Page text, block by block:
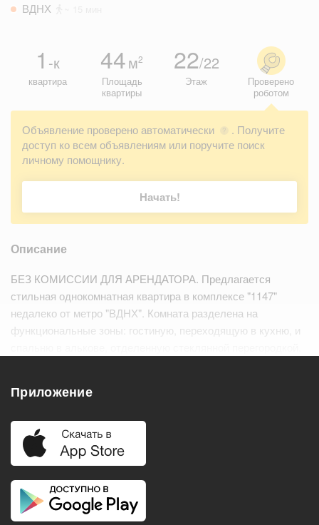
ВДНХ
1 -к
квартира
44м2
Площадь
квартиры
22/22
Этаж
Проверено
роботом
Объявление проверено автоматически ?
. Получите
доступ ко всем объявлениям или поручите поиск
личному помощнику.
Начать!
Описание
БЕЗ КОМИССИИ ДЛЯ АРЕНДАТОРА. Предлагается
стильная однокомнатная квартира в комплексе "1147"
недалеко от метро "ВДНХ". Комната разделена на
функциональные зоны: гостиную, переходящую в кухню, и
Удобства
Балкон
Телевизор
Приложение